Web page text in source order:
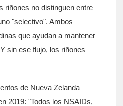
riñones no distinguen entre
"selectivo". Ambos
que ayudan a mantener
sin ese flujo, los riñones
de Nueva Zelanda
2019: "Todos los NSAIDs,